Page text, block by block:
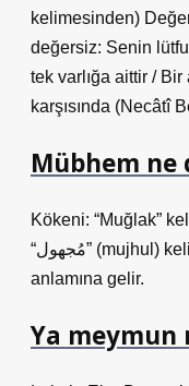
kelimesinden)
değersiz: Senin
tek varlığa aittir /
karşısında (Necâtî
Mübhem ne
Kökeni: “Muğlak”
“مُجهول” (mujhul) kelimesi “bilinmeyen” veya “gizli”
anlamına gelir.
Ya meymun